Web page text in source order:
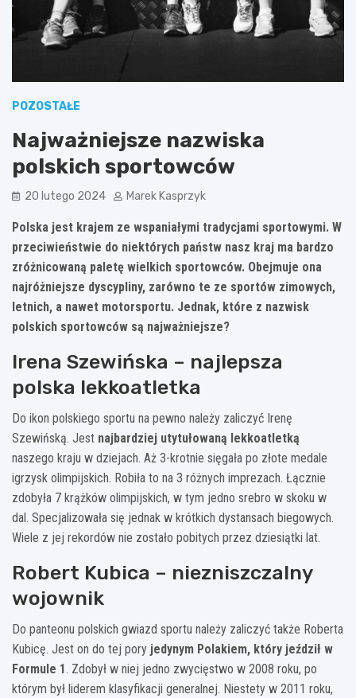
POZOSTAŁE
Najważniejsze nazwiska
polskich sportowców
20 lutego 2024 Marek Kasprzyk
Polska jest krajem ze wspaniałymi tradycjami sportowymi. W
przeciwieństwie do niektórych państw nasz kraj ma bardzo
zróżnicowaną paletę wielkich sportowców. Obejmuje ona
najróżniejsze dyscypliny, zarówno te ze sportów zimowych,
letnich, a nawet motorsportu. Jednak, które z nazwisk
polskich sportowców są najważniejsze?
Irena Szewińska – najlepsza
polska lekkoatletka
Do ikon polskiego sportu na pewno należy zaliczyć Irenę
Szewińską. Jest najbardziej utytułowaną lekkoatletką
naszego kraju w dziejach. Aż 3-krotnie sięgała po złote medale
igrzysk olimpijskich. Robiła to na 3 różnych imprezach. Łącznie
zdobyła 7 krążków olimpijskich, w tym jedno srebro w skoku w
dal. Specjalizowała się jednak w krótkich dystansach biegowych.
Wiele z jej rekordów nie zostało pobitych przez dziesiątki lat.
Robert Kubica – niezniszczalny
wojownik
Do panteonu polskich gwiazd sportu należy zaliczyć także Roberta
Kubicę. Jest on do tej pory jedynym Polakiem, który jeździł w
Formule 1. Zdobył w niej jedno zwycięstwo w 2008 roku, po
którym był liderem klasyfikacji generalnej. Niestety w 2011 roku,